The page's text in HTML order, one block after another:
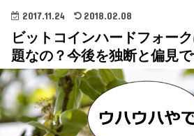
2017.11.24 2018.02.08
ビットコインハードフォー
題なの？今後を独断と偏見